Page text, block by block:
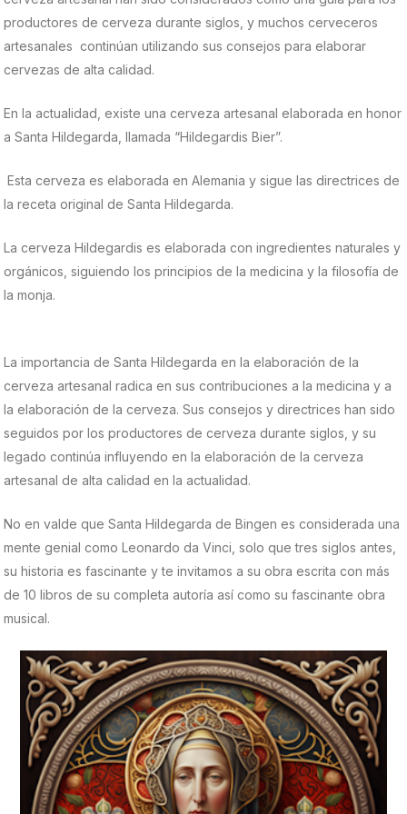
productores de cerveza durante siglos, y muchos cerveceros
artesanales continúan utilizando sus consejos para elaborar
cervezas de alta calidad.
En la actualidad, existe una cerveza artesanal elaborada en honor
a Santa Hildegarda, llamada “Hildegardis Bier”.
Esta cerveza es elaborada en Alemania y sigue las directrices de
la receta original de Santa Hildegarda.
La cerveza Hildegardis es elaborada con ingredientes naturales y
orgánicos, siguiendo los principios de la medicina y la filosofía de
la monja.
La importancia de Santa Hildegarda en la elaboración de la
cerveza artesanal radica en sus contribuciones a la medicina y a
la elaboración de la cerveza. Sus consejos y directrices han sido
seguidos por los productores de cerveza durante siglos, y su
legado continúa influyendo en la elaboración de la cerveza
artesanal de alta calidad en la actualidad.
No en valde que Santa Hildegarda de Bingen es considerada una
mente genial como Leonardo da Vinci, solo que tres siglos antes,
su historia es fascinante y te invitamos a su obra escrita con más
de 10 libros de su completa autoría así como su fascinante obra
musical.